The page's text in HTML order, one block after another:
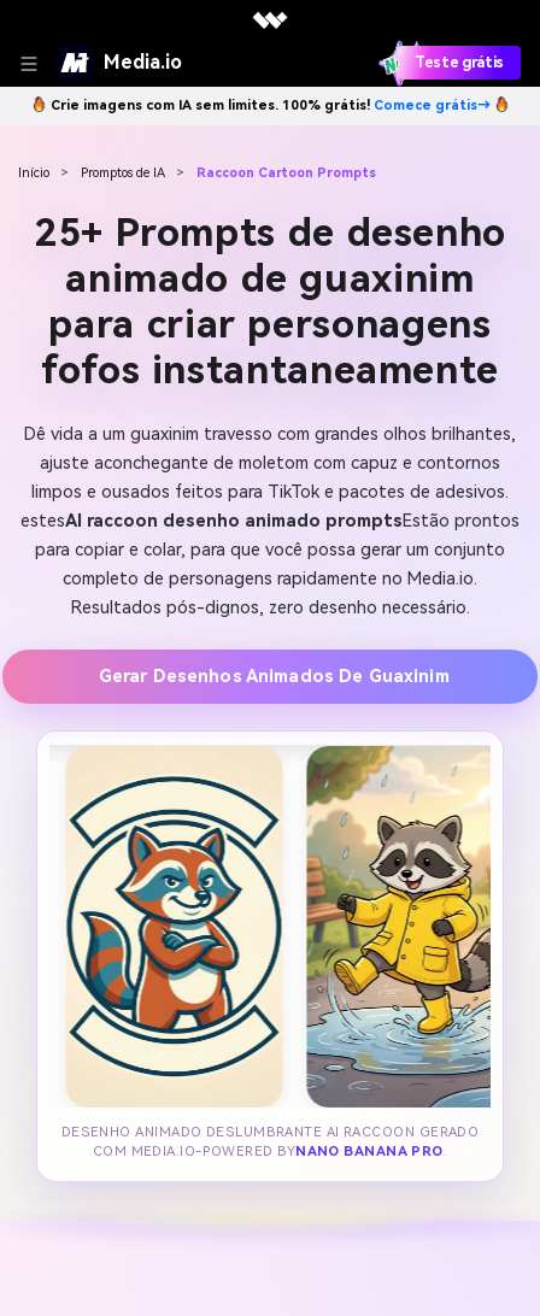
Media.io Teste grátis
Crie imagens com IA sem limites. 100% grátis! Comece grátis→
Início > Promptos de IA > Raccoon Cartoon Prompts
25+ Prompts de desenho
animado de guaxinim
para criar personagens
fofos instantaneamente
Dê vida a um guaxinim travesso com grandes olhos brilhantes,
ajuste aconchegante de moletom com capuz e contornos
limpos e ousados feitos para TikTok e pacotes de adesivos.
estesAI raccoon desenho animado promptsEstão prontos
para copiar e colar, para que você possa gerar um conjunto
completo de personagens rapidamente no Media.io.
Resultados pós-dignos, zero desenho necessário.
Gerar Desenhos Animados De Guaxinim
DESENHO ANIMADO DESLUMBRANTE AI RACCOON GERADO
COM MEDIA.IO-POWERED BYNANO BANANA PRO.